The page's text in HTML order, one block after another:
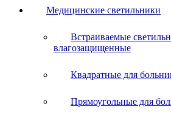
Медицинские светильники
Встраиваемые
влагозащищенные
Квадратные для
Прямоугольные для